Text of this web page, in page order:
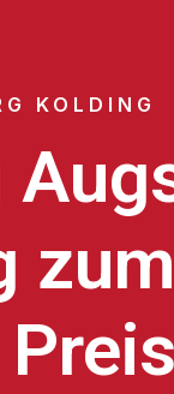
KOLDING
zum